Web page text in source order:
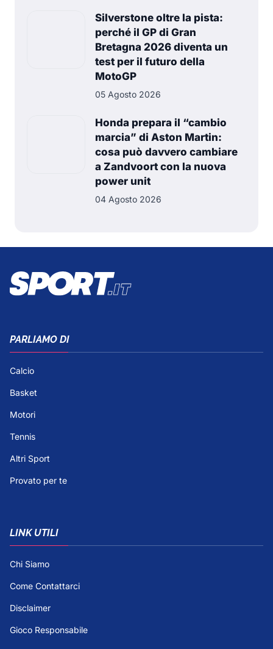
Silverstone oltre la pista:
perché il GP di Gran
Bretagna 2026 diventa un
test per il futuro della
MotoGP
05 Agosto 2026
Honda prepara il “cambio
marcia” di Aston Martin:
cosa può davvero cambiare
a Zandvoort con la nuova
power unit
04 Agosto 2026
PARLIAMO DI
Calcio
Basket
Motori
Tennis
Altri Sport
Provato per te
LINK UTILI
Chi Siamo
Come Contattarci
Disclaimer
Gioco Responsabile